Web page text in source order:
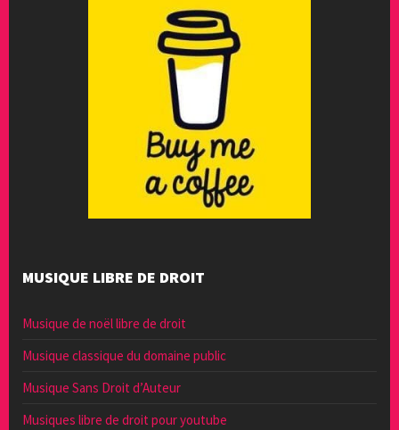
MUSIQUE LIBRE DE DROIT
Musique de noël libre de droit
Musique classique du domaine public
Musique Sans Droit d’Auteur
Musiques libre de droit pour youtube